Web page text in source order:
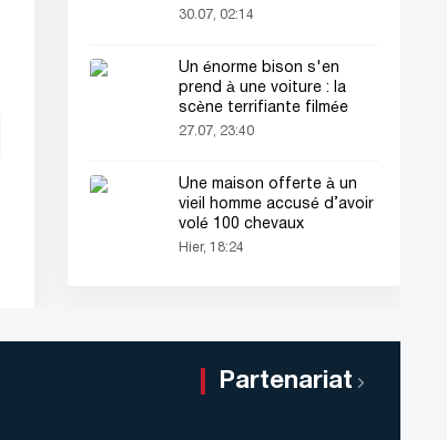
une valise
30.07, 02:14
Un énorme bison s'en
prend à une voiture : la
scène terrifiante filmée
27.07, 23:40
Une maison offerte à un
vieil homme accusé d’avoir
volé 100 chevaux
Hier, 18:24
Partenariat